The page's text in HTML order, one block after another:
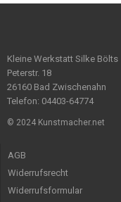
Kleine Werkstatt Silke Bölts
Peterstr. 18
26160 Bad Zwischenahn
Telefon: 04403-64774
© 2024 Kunstmacher.net
AGB
Widerrufsrecht
Widerrufsformular